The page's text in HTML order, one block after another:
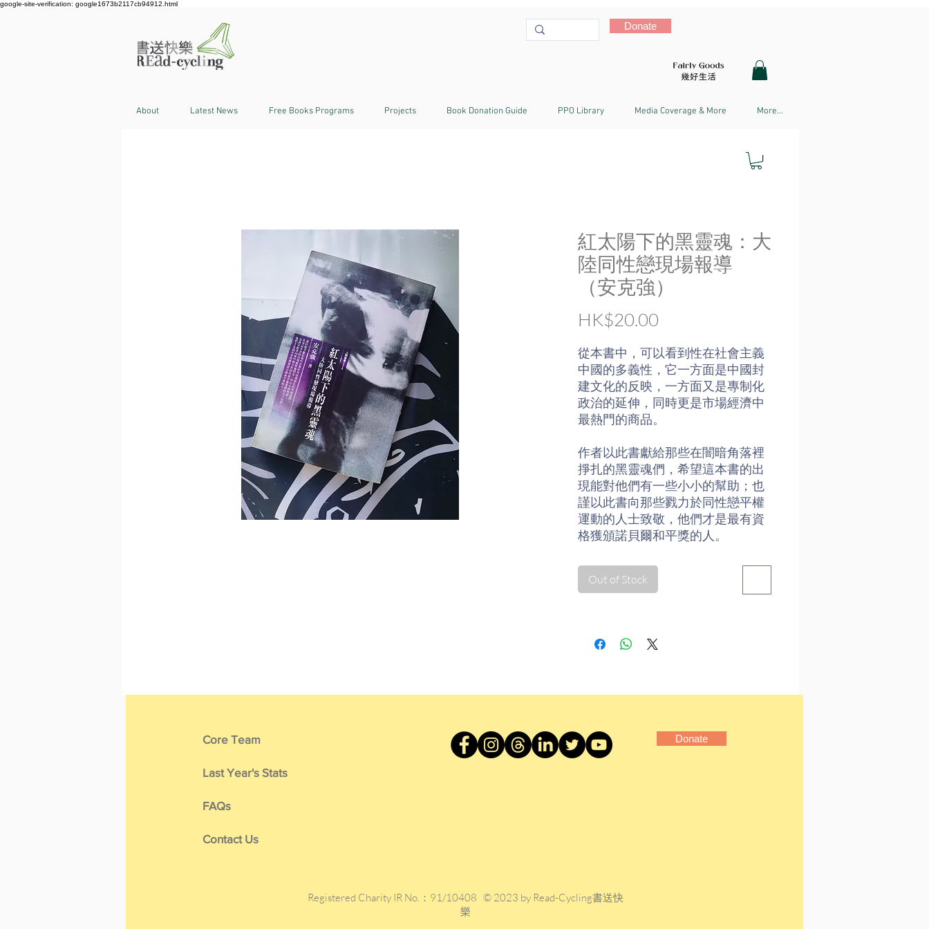
google-site-verification: google1673b2117cb94912.html
Donate
About Latest News Free Books Programs Projects Book Donation Guide PPO Library Media Coverage & More More...
紅太陽下的黑靈魂：大
陸同性戀現場報導
（安克強）
HK$20.00
從本書中，可以看到性在社會主義
中國的多義性，它一方面是中國封
建文化的反映，一方面又是專制化
政治的延伸，同時更是市場經濟中
最熱門的商品。
作者以此書獻給那些在闇暗角落裡
掙扎的黑靈魂們，希望這本書的出
現能對他們有一些小小的幫助；也
謹以此書向那些戮力於同性戀平權
運動的人士致敬，他們才是最有資
格獲頒諾貝爾和平獎的人。
作者簡介
安克強(1963-)，山東省海陽縣人，
天空很藍》、《夢走過的地方》、
《你知道愛的是怎樣的我嗎？》、
Out of Stock
Core Team Donate
Last Year's Stats
FAQs
Contact Us
Registered Charity IR No.：91/10408 © 2023 by Read-Cycling書送快
樂